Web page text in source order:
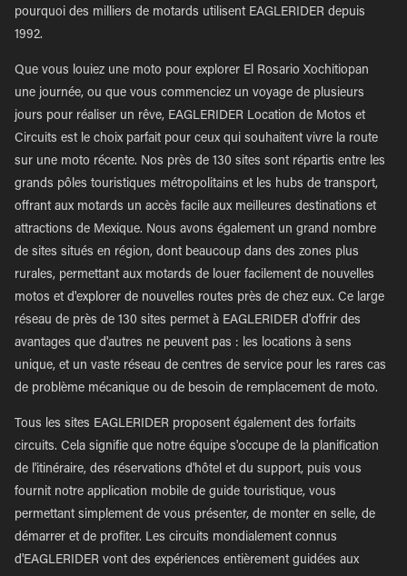
pourquoi des milliers de motards utilisent EAGLERIDER depuis
1992.
Que vous louiez une moto pour explorer El Rosario Xochitiopan
une journée, ou que vous commenciez un voyage de plusieurs
jours pour réaliser un rêve, EAGLERIDER Location de Motos et
Circuits est le choix parfait pour ceux qui souhaitent vivre la route
sur une moto récente. Nos près de 130 sites sont répartis entre les
grands pôles touristiques métropolitains et les hubs de transport,
offrant aux motards un accès facile aux meilleures destinations et
attractions de Mexique. Nous avons également un grand nombre
de sites situés en région, dont beaucoup dans des zones plus
rurales, permettant aux motards de louer facilement de nouvelles
motos et d'explorer de nouvelles routes près de chez eux. Ce large
réseau de près de 130 sites permet à EAGLERIDER d'offrir des
avantages que d'autres ne peuvent pas : les locations à sens
unique, et un vaste réseau de centres de service pour les rares cas
de problème mécanique ou de besoin de remplacement de moto.
Tous les sites EAGLERIDER proposent également des forfaits
circuits. Cela signifie que notre équipe s'occupe de la planification
de l'itinéraire, des réservations d'hôtel et du support, puis vous
fournit notre application mobile de guide touristique, vous
permettant simplement de vous présenter, de monter en selle, de
démarrer et de profiter. Les circuits mondialement connus
d'EAGLERIDER vont des expériences entièrement guidées aux